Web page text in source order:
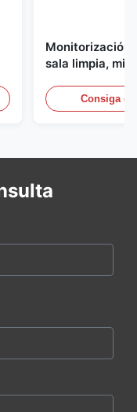
Monitorización
sala limpia,
20mA/RS485
médica/de
Consiga el